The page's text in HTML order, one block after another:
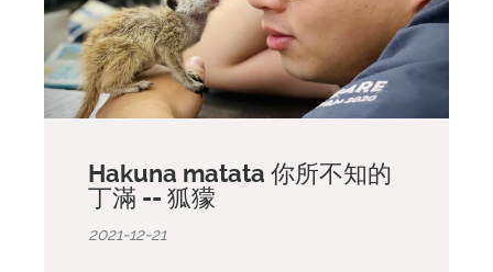
Hakuna matata 你所不知的
丁滿 -- 狐獴
2021-12-21